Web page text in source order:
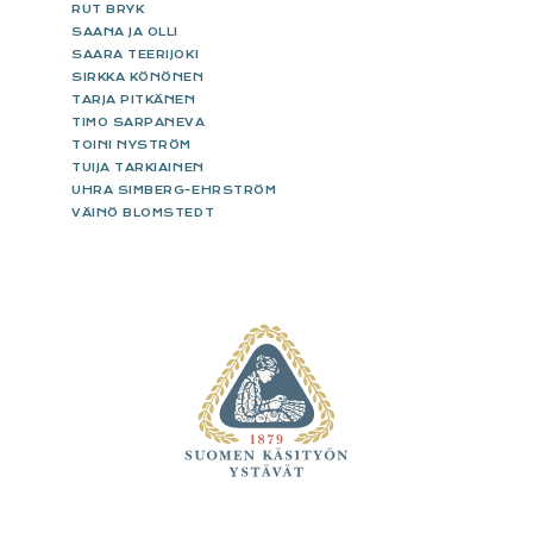
RUT BRYK
SAANA JA OLLI
SAARA TEERIJOKI
SIRKKA KÖNÖNEN
TARJA PITKÄNEN
TIMO SARPANEVA
TOINI NYSTRÖM
TUIJA TARKIAINEN
UHRA SIMBERG-EHRSTRÖM
VÄINÖ BLOMSTEDT